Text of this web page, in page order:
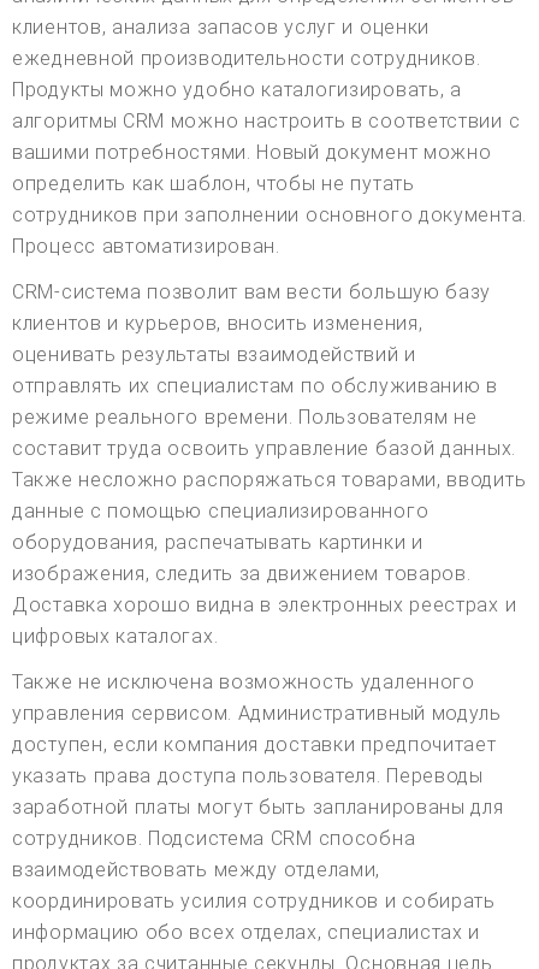
клиентов, анализа запасов услуг и оценки
ежедневной производительности сотрудников.
Продукты можно удобно каталогизировать, а
алгоритмы CRM можно настроить в соответствии с
вашими потребностями. Новый документ можно
определить как шаблон, чтобы не путать
сотрудников при заполнении основного документа.
Процесс автоматизирован.
CRM-система позволит вам вести большую базу
клиентов и курьеров, вносить изменения,
оценивать результаты взаимодействий и
отправлять их специалистам по обслуживанию в
режиме реального времени. Пользователям не
составит труда освоить управление базой данных.
Также несложно распоряжаться товарами, вводить
данные с помощью специализированного
оборудования, распечатывать картинки и
изображения, следить за движением товаров.
Доставка хорошо видна в электронных реестрах и
цифровых каталогах.
Также не исключена возможность удаленного
управления сервисом. Административный модуль
доступен, если компания доставки предпочитает
указать права доступа пользователя. Переводы
заработной платы могут быть запланированы для
сотрудников. Подсистема CRM способна
взаимодействовать между отделами,
координировать усилия сотрудников и собирать
информацию обо всех отделах, специалистах и
продуктах за считанные секунды. Основная цель